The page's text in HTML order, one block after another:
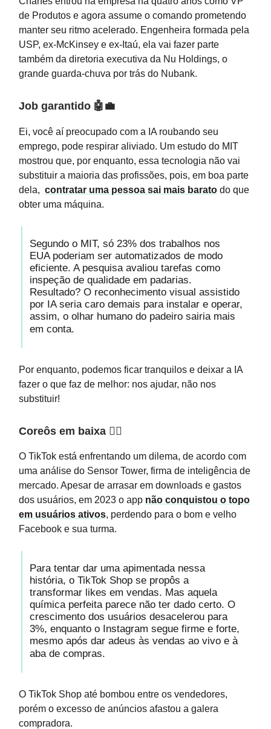
de Produtos e agora assume o comando prometendo
manter seu ritmo acelerado. Engenheira formada pela
USP, ex-McKinsey e ex-Itaú, ela vai fazer parte
também da diretoria executiva da Nu Holdings, o
grande guarda-chuva por trás do Nubank.
Job garantido 🤖💼
Ei, você aí preocupado com a IA roubando seu
emprego, pode respirar aliviado. Um estudo do MIT
mostrou que, por enquanto, essa tecnologia não vai
substituir a maioria das profissões, pois, em boa parte
dela, contratar uma pessoa sai mais barato do que
obter uma máquina.
Segundo o MIT, só 23% dos trabalhos nos
EUA poderiam ser automatizados de modo
eficiente. A pesquisa avaliou tarefas como
inspeção de qualidade em padarias.
Resultado? O reconhecimento visual assistido
por IA seria caro demais para instalar e operar,
assim, o olhar humano do padeiro sairia mais
em conta.
Por enquanto, podemos ficar tranquilos e deixar a IA
fazer o que faz de melhor: nos ajudar, não nos
substituir!
Coreôs em baixa 🙅‍♂️
O TikTok está enfrentando um dilema, de acordo com
uma análise do Sensor Tower, firma de inteligência de
mercado. Apesar de arrasar em downloads e gastos
dos usuários, em 2023 o app não conquistou o topo
em usuários ativos, perdendo para o bom e velho
Facebook e sua turma.
Para tentar dar uma apimentada nessa
história, o TikTok Shop se propôs a
transformar likes em vendas. Mas aquela
química perfeita parece não ter dado certo. O
crescimento dos usuários desacelerou para
3%, enquanto o Instagram segue firme e forte,
mesmo após dar adeus às vendas ao vivo e à
aba de compras.
O TikTok Shop até bombou entre os vendedores,
porém o excesso de anúncios afastou a galera
compradora.